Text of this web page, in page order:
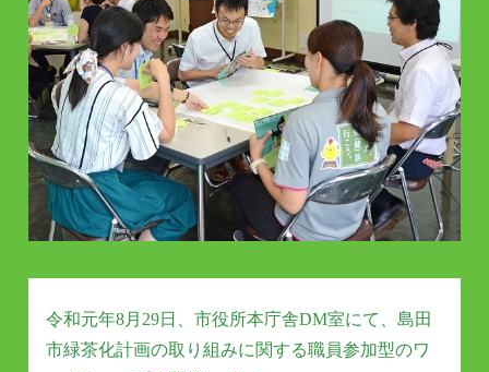
令和元年8月29日、市役所本庁舎DM室にて、島田
市緑茶化計画の取り組みに関する職員参加型のワ